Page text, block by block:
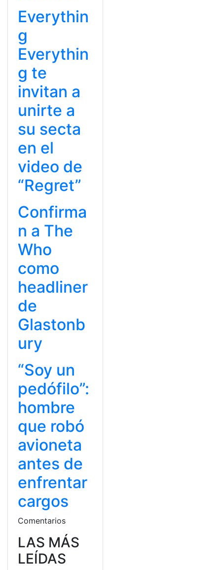
Everythin
g
Everythin
g te
invitan a
unirte a
su secta
en el
video de
“Regret”
Confirma
n a The
Who
como
headliner
de
Glastonb
ury
“Soy un
pedófilo”:
hombre
que robó
avioneta
antes de
enfrentar
cargos
Comentarios
LAS MÁS
LEÍDAS